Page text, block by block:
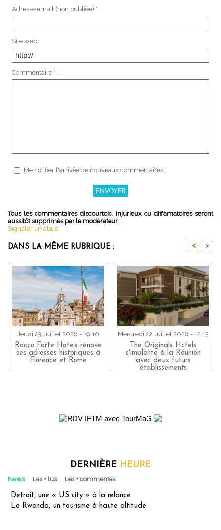
Adresse email (non publiée) * :
Site web :
Commentaire * :
Me notifier l'arrivée de nouveaux commentaires
Tous les commentaires discourtois, injurieux ou diffamatoires seront
aussitôt supprimés par le modérateur.
Signaler un abus
DANS LA MÊME RUBRIQUE : < >
Jeudi 23 Juillet 2026 - 19:10
Rocco Forte Hotels rénove
ses adresses historiques à
Florence et Rome
Mercredi 22 Juillet 2026 - 12:13
The Originals Hotels
s'implante à la Réunion
avec deux futurs
établissements
DERNIÈRE HEURE
News Les + lus Les + commentés
Detroit, une « US city » à la relance
Le Rwanda, un tourisme à haute altitude